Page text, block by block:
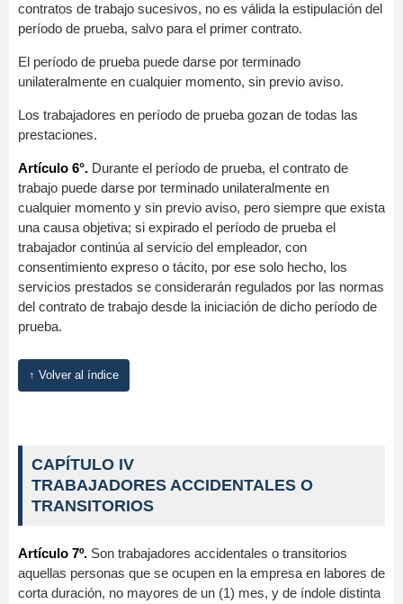
contratos de trabajo sucesivos, no es válida la estipulación del
período de prueba, salvo para el primer contrato.
El período de prueba puede darse por terminado
unilateralmente en cualquier momento, sin previo aviso.
Los trabajadores en período de prueba gozan de todas las
prestaciones.
Artículo 6°. Durante el período de prueba, el contrato de
trabajo puede darse por terminado unilateralmente en
cualquier momento y sin previo aviso, pero siempre que exista
una causa objetiva; si expirado el período de prueba el
trabajador continúa al servicio del empleador, con
consentimiento expreso o tácito, por ese solo hecho, los
servicios prestados se considerarán regulados por las normas
del contrato de trabajo desde la iniciación de dicho período de
prueba.
↑ Volver al índice
CAPÍTULO IV
TRABAJADORES ACCIDENTALES O
TRANSITORIOS
Artículo 7º. Son trabajadores accidentales o transitorios
aquellas personas que se ocupen en la empresa en labores de
corta duración, no mayores de un (1) mes, y de índole distinta